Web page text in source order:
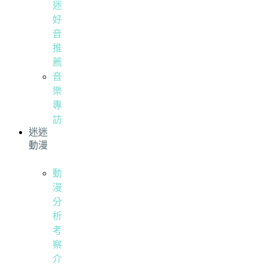
迷
好
音
推
薦
音
樂
專
訪
迷迷
動漫
動
漫
分
析
考
察
介